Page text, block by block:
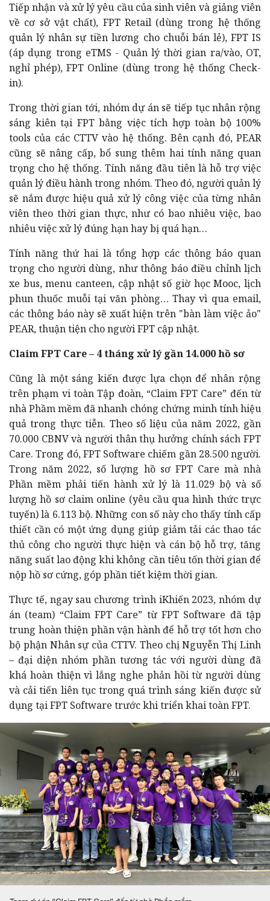
Tiếp nhận và xử lý yêu cầu của sinh viên và giảng viên
về cơ sở vật chất), FPT Retail (dùng trong hệ thống
quản lý nhân sự tiền lương cho chuỗi bán lẻ), FPT IS
(áp dụng trong eTMS - Quản lý thời gian ra/vào, OT,
nghỉ phép), FPT Online (dùng trong hệ thống Check-
in).
Trong thời gian tới, nhóm dự án sẽ tiếp tục nhân rộng
sáng kiên tại FPT bằng việc tích hợp toàn bộ 100%
tools của các CTTV vào hệ thống. Bên cạnh đó, PEAR
cũng sẽ nâng cấp, bổ sung thêm hai tính năng quan
trọng cho hệ thống. Tính năng đầu tiên là hỗ trợ việc
quản lý điều hành trong nhóm. Theo đó, người quản lý
sẽ nắm được hiệu quả xử lý công việc của từng nhân
viên theo thời gian thực, như có bao nhiêu việc, bao
nhiêu việc xử lý đúng hạn hay bị quá hạn…
Tính năng thứ hai là tổng hợp các thông báo quan
trọng cho người dùng, như thông báo điều chỉnh lịch
xe bus, menu canteen, cập nhật số giờ học Mooc, lịch
phun thuốc muỗi tại văn phòng… Thay vì qua email,
các thông báo này sẽ xuất hiện trên "bàn làm việc ảo"
PEAR, thuận tiện cho người FPT cập nhật.
Claim FPT Care – 4 tháng xử lý gần 14.000 hồ sơ
Cũng là một sáng kiến được lựa chọn để nhân rộng
trên phạm vi toàn Tập đoàn, “Claim FPT Care” đến từ
nhà Phầm mềm đã nhanh chóng chứng minh tính hiệu
quả trong thực tiễn. Theo số liệu của năm 2022, gần
70.000 CBNV và người thân thụ hưởng chính sách FPT
Care. Trong đó, FPT Software chiếm gần 28.500 người.
Trong năm 2022, số lượng hồ sơ FPT Care mà nhà
Phần mềm phải tiến hành xử lý là 11.029 bộ và số
lượng hồ sơ claim online (yêu cầu qua hình thức trực
tuyến) là 6.113 bộ. Những con số này cho thấy tính cấp
thiết cần có một ứng dụng giúp giảm tải các thao tác
thủ công cho người thực hiện và cán bộ hỗ trợ, tăng
năng suất lao động khi không cần tiêu tốn thời gian để
nộp hồ sơ cứng, góp phần tiết kiệm thời gian.
Thực tế, ngay sau chương trình iKhiến 2023, nhóm dự
án (team) “Claim FPT Care” từ FPT Software đã tập
trung hoàn thiện phần vận hành để hỗ trợ tốt hơn cho
bộ phận Nhân sự của CTTV. Theo chị Nguyễn Thị Linh
– đại diện nhóm phần tương tác với người dùng đã
khá hoàn thiện vì lắng nghe phản hồi từ người dùng
và cải tiến liên tục trong quá trình sáng kiến được sử
dụng tại FPT Software trước khi triển khai toàn FPT.